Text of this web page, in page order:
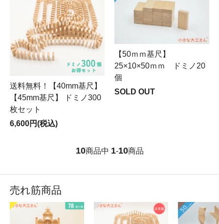
送料無料！【40mm基尺】
【45mm基尺】 ドミノ300
枚セット
6,600円(税込)
【50ｍｍ基尺】
25×10×50ｍｍ ドミノ20
個
SOLD OUT
10商品中 1-10商品
売れ筋商品